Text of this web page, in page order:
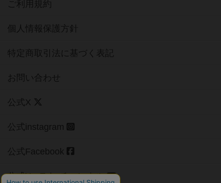
ご利用規約
個人情報保護方針
特定商取引法に基づく表記
お問い合わせ
公式X
公式instagram
公式Facebook
公式YouTubeチャンネル